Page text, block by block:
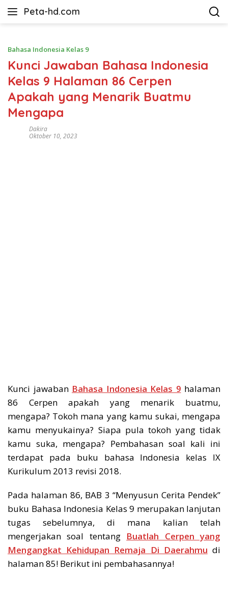
Peta-hd.com
Kumpulan
HD
Bahasa Indonesia Kelas 9
Kunci Jawaban Bahasa Indonesia
Kelas 9 Halaman 86 Cerpen
Apakah yang Menarik Buatmu
Mengapa
Dakira
Oktober 10, 2023
Kunci jawaban Bahasa Indonesia Kelas 9 halaman
86 Cerpen apakah yang menarik buatmu,
mengapa? Tokoh mana yang kamu sukai, mengapa
kamu menyukainya? Siapa pula tokoh yang tidak
kamu suka, mengapa? Pembahasan soal kali ini
terdapat pada buku bahasa Indonesia kelas IX
Kurikulum 2013 revisi 2018.
Pada halaman 86, BAB 3 “Menyusun Cerita Pendek”
buku Bahasa Indonesia Kelas 9 merupakan lanjutan
tugas sebelumnya, di mana kalian telah
mengerjakan soal tentang Buatlah Cerpen yang
Mengangkat Kehidupan Remaja Di Daerahmu di
halaman 85! Berikut ini pembahasannya!